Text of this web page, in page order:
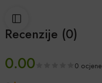
Recenzije (0)
0.00 0 ocjene